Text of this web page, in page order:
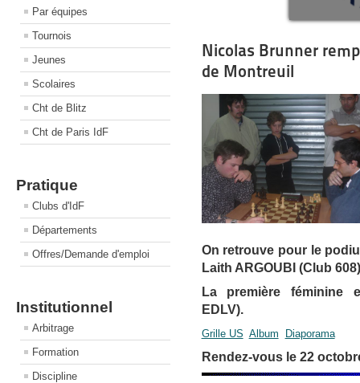
Par équipes
Tournois
Jeunes
Scolaires
Cht de Blitz
Cht de Paris IdF
Pratique
Clubs d'IdF
Départements
Offres/Demande d'emploi
Institutionnel
Arbitrage
Formation
Discipline
Nicolas Brunner
de Montreuil
On retrouve pour le
Laith ARGOUBI (Club
La première féminine
EDLV).
Grille US Album Diaporama
Rendez-vous le 22